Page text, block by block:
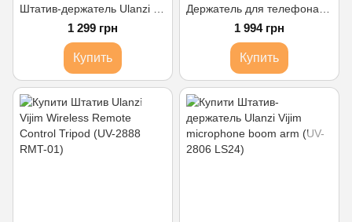
1 299 грн
Купить
1 994 грн
Купить